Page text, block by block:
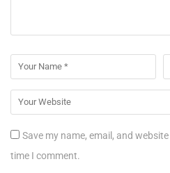
Save my name, email, and
time I comment.